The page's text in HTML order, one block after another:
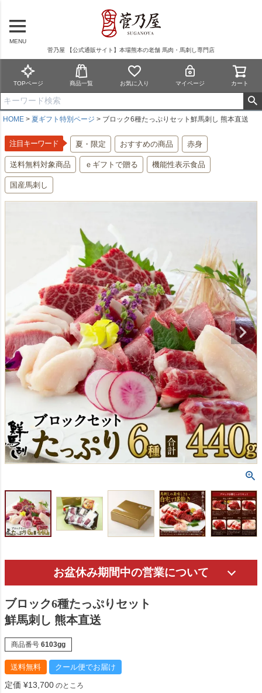
MENU
菅乃屋 【公式通販サイト】本場熊本の老舗 馬肉・馬刺し専門店
TOPページ 商品一覧 お気に入り マイページ カート
HOME 夏ギフト特別ページ ブロック6種たっぷりセット鮮馬刺し 熊本直送
注目キーワード 夏・限定 おすすめの商品 赤身
送料無料対象商品 ｅギフトで贈る 機能性表示食品
国産馬刺し
お盆休み期間中の営業について
ブロック6種たっぷりセット
鮮馬刺し 熊本直送
商品番号 6103gg
送料無料 クール便でお届け
定価 ¥13,700 のところ